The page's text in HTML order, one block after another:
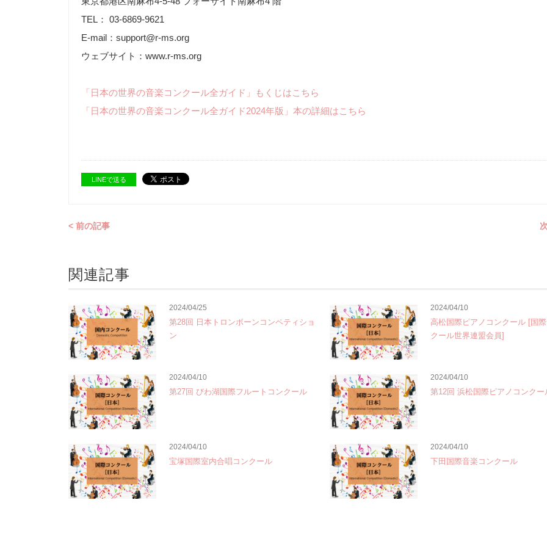
TEL： 03-6869-9621
E-mail：support@r-ms.org
ウェブサイト：www.r-ms.org
「日本の世界の音楽コンクール全ガイド」もくじはこちら
「日本の世界の音楽コンクール全ガイド2024年版」本の詳細はこちら
LINEで送る
< 前の記事
関連記事
2024/04/25
第28回 日本トロンボーンコンペティショ
ン
2024/04/10
高松国際ピアノコンクール [国
クール世界連盟会員]
2024/04/10
第27回 びわ湖国際フルートコンクール
2024/04/10
第12回 浜松国際ピアノコンクー
2024/04/10
宝塚国際室内合唱コンクール
2024/04/10
下田国際音楽コンクール